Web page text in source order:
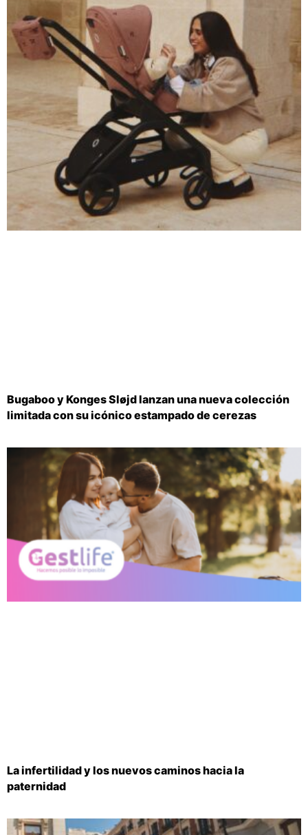
Bugaboo y Konges Sløjd lanzan una nueva colección
limitada con su icónico estampado de cerezas
La infertilidad y los nuevos caminos hacia la
paternidad